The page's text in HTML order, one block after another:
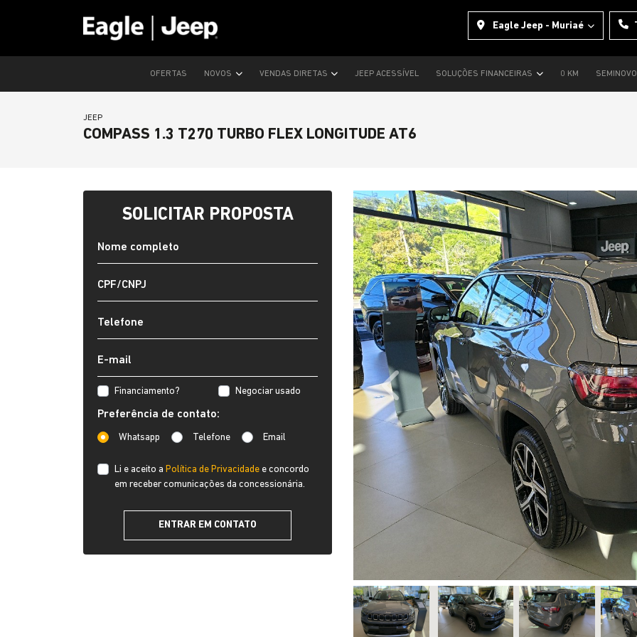
Eagle Jeep - Muriaé
OFERTAS NOVOS VENDAS DIRETAS JEEP ACESSÍVEL SOLUÇÕES FINANCEIRAS 0 KM
JEEP
COMPASS 1.3 T270 TURBO FLEX LONGITUDE AT6
Previous
SOLICITAR PROPOSTA
Financiamento? Negociar usado
Preferência de contato:
Whatsapp Telefone Email
Li e aceito a Política de Privacidade e concordo
em receber comunicações da concessionária.
ENTRAR EM CONTATO